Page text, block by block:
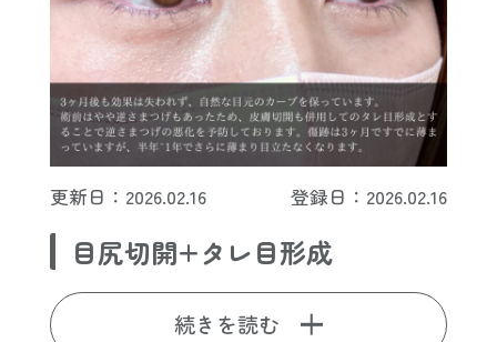
更新日：2026.02.16 登録日：2026.02.16
目尻切開+タレ目形成
続きを読む